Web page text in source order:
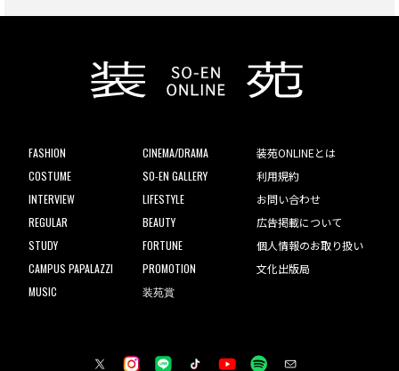
FASHION
COSTUME
INTERVIEW
REGULAR
STUDY
CAMPUS PAPALAZZI
MUSIC
CINEMA/DRAMA
SO-EN GALLERY
LIFESTYLE
BEAUTY
FORTUNE
PROMOTION
装苑賞
装苑ONLINEとは
利用規約
お問い合わせ
広告掲載について
個人情報のお取り扱い
文化出版局